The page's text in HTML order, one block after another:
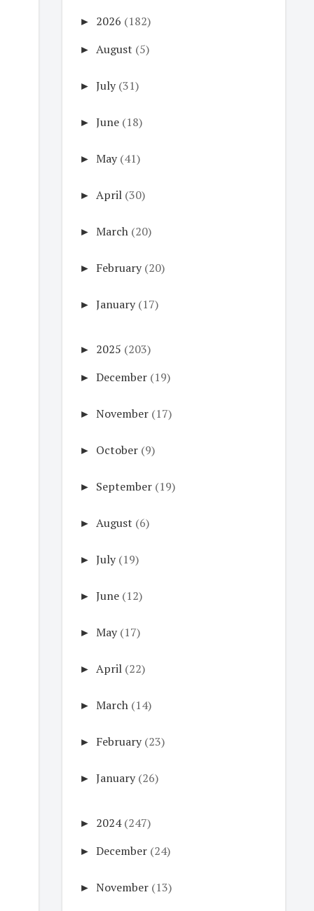
► 2026 (182)
► August (5)
► July (31)
► June (18)
► May (41)
► April (30)
► March (20)
► February (20)
► January (17)
► 2025 (203)
► December (19)
► November (17)
► October (9)
► September (19)
► August (6)
► July (19)
► June (12)
► May (17)
► April (22)
► March (14)
► February (23)
► January (26)
► 2024 (247)
► December (24)
► November (13)